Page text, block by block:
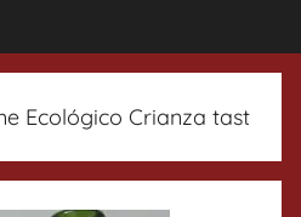
Ecológico Crianza tast